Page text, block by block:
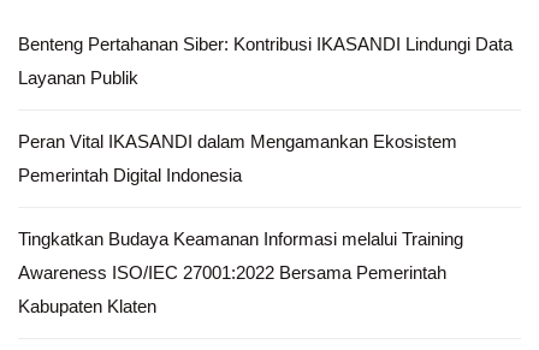
Benteng Pertahanan Siber: Kontribusi IKASANDI Lindungi Data
Layanan Publik
Peran Vital IKASANDI dalam Mengamankan Ekosistem
Pemerintah Digital Indonesia
Tingkatkan Budaya Keamanan Informasi melalui Training
Awareness ISO/IEC 27001:2022 Bersama Pemerintah
Kabupaten Klaten